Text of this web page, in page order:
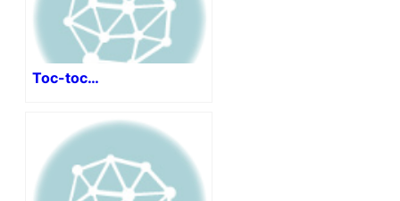
Toc-toc…